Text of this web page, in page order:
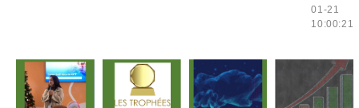
01-21
10:00:21